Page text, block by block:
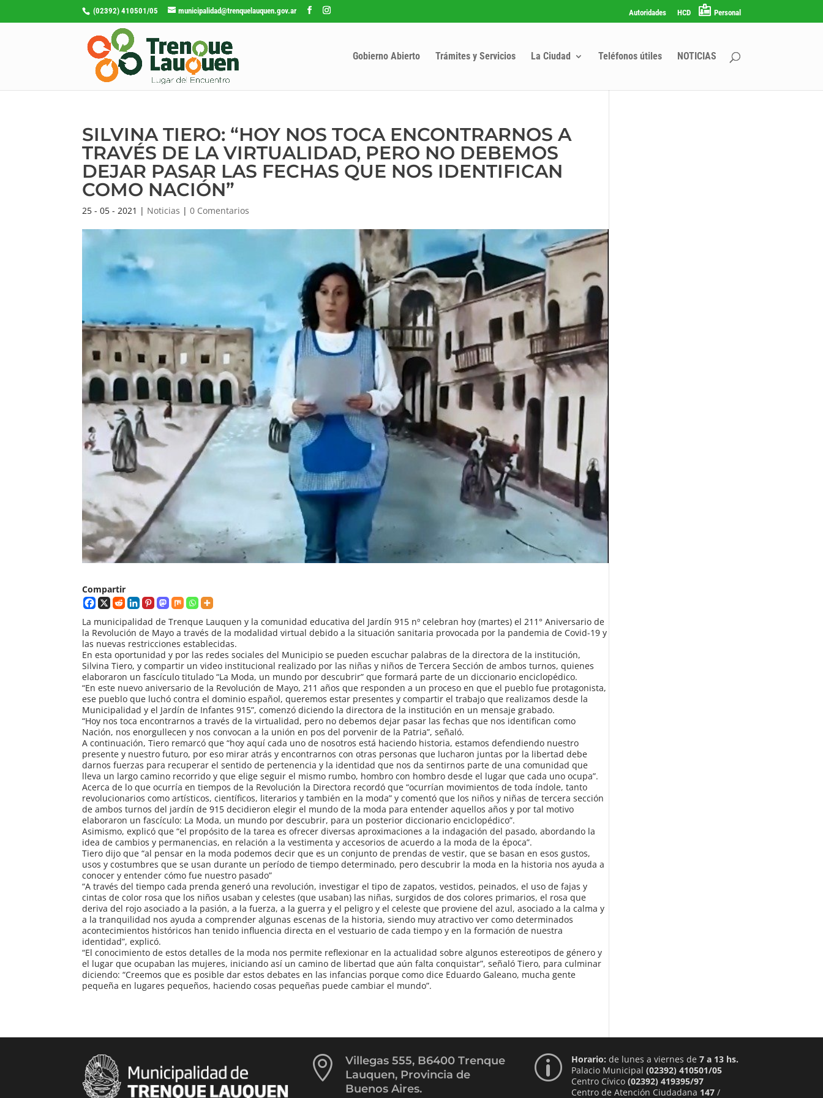
(02392) 410501/05 municipalidad@trenquelauquen.gov.ar Autoridades HCD Personal
Gobierno Abierto Trámites y Servicios La Ciudad Teléfonos útiles NOTICIAS
SILVINA TIERO: “HOY NOS TOCA ENCONTRARNOS A
TRAVÉS DE LA VIRTUALIDAD, PERO NO DEBEMOS
DEJAR PASAR LAS FECHAS QUE NOS IDENTIFICAN
COMO NACIÓN”
25 - 05 - 2021 | Noticias |0 Comentarios
Compartir
La municipalidad de Trenque Lauquen y la comunidad educativa del Jardín 915 nº celebran hoy (martes) el 211° Aniversario de
la Revolución de Mayo a través de la modalidad virtual debido a la situación sanitaria provocada por la pandemia de Covid-19 y
las nuevas restricciones establecidas.
En esta oportunidad y por las redes sociales del Municipio se pueden escuchar palabras de la directora de la institución,
Silvina Tiero, y compartir un video institucional realizado por las niñas y niños de Tercera Sección de ambos turnos, quienes
elaboraron un fascículo titulado “La Moda, un mundo por descubrir” que formará parte de un diccionario enciclopédico.
“En este nuevo aniversario de la Revolución de Mayo, 211 años que responden a un proceso en que el pueblo fue protagonista,
ese pueblo que luchó contra el dominio español, queremos estar presentes y compartir el trabajo que realizamos desde la
Municipalidad y el Jardín de Infantes 915”, comenzó diciendo la directora de la institución en un mensaje grabado.
“Hoy nos toca encontrarnos a través de la virtualidad, pero no debemos dejar pasar las fechas que nos identifican como
Nación, nos enorgullecen y nos convocan a la unión en pos del porvenir de la Patria”, señaló.
A continuación, Tiero remarcó que “hoy aquí cada uno de nosotros está haciendo historia, estamos defendiendo nuestro
presente y nuestro futuro, por eso mirar atrás y encontrarnos con otras personas que lucharon juntas por la libertad debe
darnos fuerzas para recuperar el sentido de pertenencia y la identidad que nos da sentirnos parte de una comunidad que
lleva un largo camino recorrido y que elige seguir el mismo rumbo, hombro con hombro desde el lugar que cada uno ocupa”.
Acerca de lo que ocurría en tiempos de la Revolución la Directora recordó que “ocurrían movimientos de toda índole, tanto
revolucionarios como artísticos, científicos, literarios y también en la moda” y comentó que los niños y niñas de tercera sección
de ambos turnos del jardín de 915 decidieron elegir el mundo de la moda para entender aquellos años y por tal motivo
elaboraron un fascículo: La Moda, un mundo por descubrir, para un posterior diccionario enciclopédico”.
Asimismo, explicó que “el propósito de la tarea es ofrecer diversas aproximaciones a la indagación del pasado, abordando la
idea de cambios y permanencias, en relación a la vestimenta y accesorios de acuerdo a la moda de la época”.
Tiero dijo que “al pensar en la moda podemos decir que es un conjunto de prendas de vestir, que se basan en esos gustos,
usos y costumbres que se usan durante un período de tiempo determinado, pero descubrir la moda en la historia nos ayuda a
conocer y entender cómo fue nuestro pasado”
“A través del tiempo cada prenda generó una revolución, investigar el tipo de zapatos, vestidos, peinados, el uso de fajas y
cintas de color rosa que los niños usaban y celestes (que usaban) las niñas, surgidos de dos colores primarios, el rosa que
deriva del rojo asociado a la pasión, a la fuerza, a la guerra y el peligro y el celeste que proviene del azul, asociado a la calma y
a la tranquilidad nos ayuda a comprender algunas escenas de la historia, siendo muy atractivo ver como determinados
acontecimientos históricos han tenido influencia directa en el vestuario de cada tiempo y en la formación de nuestra
identidad”, explicó.
“El conocimiento de estos detalles de la moda nos permite reflexionar en la actualidad sobre algunos estereotipos de género y
el lugar que ocupaban las mujeres, iniciando así un camino de libertad que aún falta conquistar”, señaló Tiero, para culminar
diciendo: “Creemos que es posible dar estos debates en las infancias porque como dice Eduardo Galeano, mucha gente
pequeña en lugares pequeños, haciendo cosas pequeñas puede cambiar el mundo”.

Villegas 555, B6400 Trenque
Lauquen, Provincia de
Buenos Aires.
p Horario: de lunes a viernes de 7 a 13 hs.
Palacio Municipal (02392) 410501/05
Centro Cívico (02392) 419395/97
Centro de Atención Ciudadana 147/